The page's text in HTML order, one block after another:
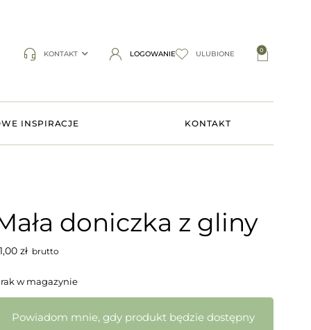
KONTAKT LOGOWANIE ULUBIONE 0
INSPIRACJE KONTAKT
doniczka z gliny
złbrutto
w magazynie
Powiadom mnie, gdy produkt będzie dostępny